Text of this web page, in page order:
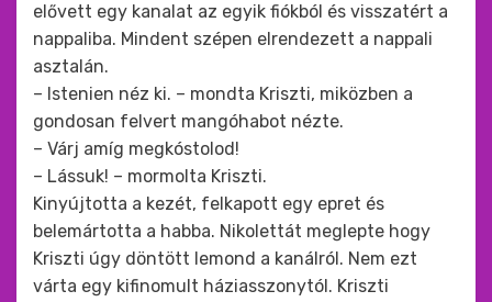
elővett egy kanalat az egyik fiókból és visszatért a
nappaliba. Mindent szépen elrendezett a nappali
asztalán.
– Istenien néz ki. – mondta Kriszti, miközben a
gondosan felvert mangóhabot nézte.
– Várj amíg megkóstolod!
– Lássuk! – mormolta Kriszti.
Kinyújtotta a kezét, felkapott egy epret és
belemártotta a habba. Nikolettát meglepte hogy
Kriszti úgy döntött lemond a kanálról. Nem ezt
várta egy kifinomult háziasszonytól. Kriszti